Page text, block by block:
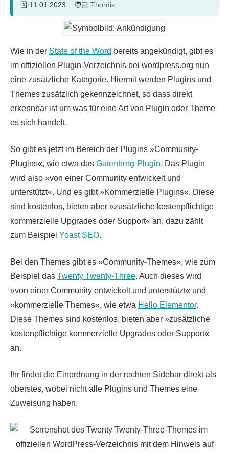
11.01.2023 Thordis
Wie in der State of the Word bereits angekündigt, gibt es
im offiziellen Plugin-Verzeichnis bei wordpress.org nun
eine zusätzliche Kategorie. Hiermit werden Plugins und
Themes zusätzlich gekennzeichnet, so dass direkt
erkennbar ist um was für eine Art von Plugin oder Theme
es sich handelt.
So gibt es jetzt im Bereich der Plugins »Community-
Plugins«, wie etwa das Gutenberg-Plugin. Das Plugin
wird also »von einer Community entwickelt und
unterstützt«. Und es gibt »Kommerzielle Plugins«. Diese
sind kostenlos, bieten aber »zusätzliche kostenpflichtige
kommerzielle Upgrades oder Support« an, dazu zählt
zum Beispiel Yoast SEO.
Bei den Themes gibt es »Community-Themes«, wie zum
Beispiel das Twenty Twenty-Three. Auch dieses wird
»von einer Community entwickelt und unterstützt« und
»kommerzielle Themes«, wie etwa Hello Elementor.
Diese Themes sind kostenlos, bieten aber »zusätzliche
kostenpflichtige kommerzielle Upgrades oder Support«
an.
Ihr findet die Einordnung in der rechten Sidebar direkt als
oberstes, wobei nicht alle Plugins und Themes eine
Zuweisung haben.